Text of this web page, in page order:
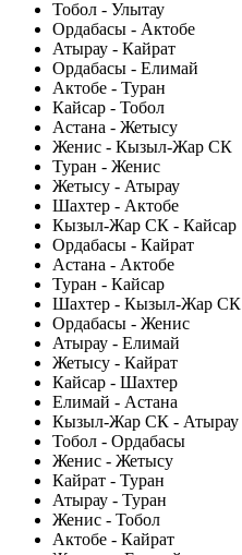
Тобол - Улытау
Ордабасы - Актобе
Атырау - Кайрат
Ордабасы - Елимай
Актобе - Туран
Кайсар - Тобол
Астана - Жетысу
Женис - Кызыл-Жар СК
Туран - Женис
Жетысу - Атырау
Шахтер - Актобе
Кызыл-Жар СК - Кайсар
Ордабасы - Кайрат
Астана - Актобе
Туран - Кайсар
Шахтер - Кызыл-Жар СК
Ордабасы - Женис
Атырау - Елимай
Жетысу - Кайрат
Кайсар - Шахтер
Елимай - Астана
Кызыл-Жар СК - Атырау
Тобол - Ордабасы
Женис - Жетысу
Кайрат - Туран
Атырау - Туран
Женис - Тобол
Актобе - Кайрат